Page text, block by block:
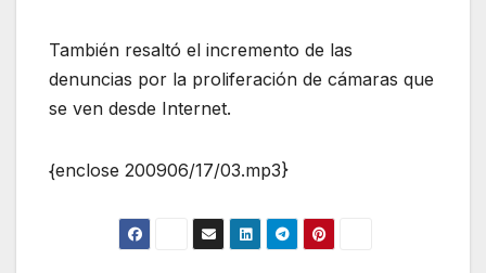
También resaltó el incremento de las
denuncias por la proliferación de cámaras que
se ven desde Internet.
{enclose 200906/17/03.mp3}